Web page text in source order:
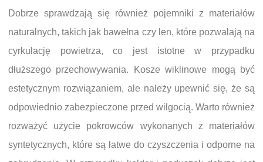
Dobrze sprawdzają się również pojemniki z materiałów
naturalnych, takich jak bawełna czy len, które pozwalają na
cyrkulację powietrza, co jest istotne w przypadku
dłuższego przechowywania. Kosze wiklinowe mogą być
estetycznym rozwiązaniem, ale należy upewnić się, że są
odpowiednio zabezpieczone przed wilgocią. Warto również
rozważyć użycie pokrowców wykonanych z materiałów
syntetycznych, które są łatwe do czyszczenia i odporne na